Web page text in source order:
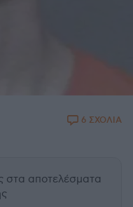
6 ΣΧΟΛΙΑ
στα αποτελέσματα